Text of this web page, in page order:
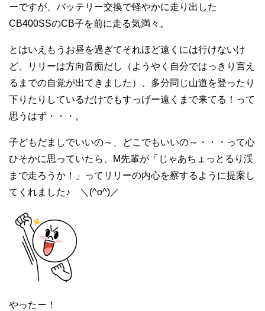
ーですが、バッテリー交換で軽やかに走り出した
CB400SSのCB子を前に走る気満々。
とはいえもうお昼を過ぎてそれほど遠くには行けないけ
ど、リリーは方向音痴だし（ようやく自分ではっきり言え
るまでの自覚が出てきました）、多分同じ山道を登ったり
下りたりしているだけでもすっげー遠くまで来てる！って
思うはず・・・。
子どもだましでいいの～、どこでもいいの～・・・って心
ひそかに思っていたら、M先輩が「じゃあちょっとるり渓
まで走ろうか！」ってリリーの内心を察するように提案し
てくれました♪ ＼(^o^)／
やったー！